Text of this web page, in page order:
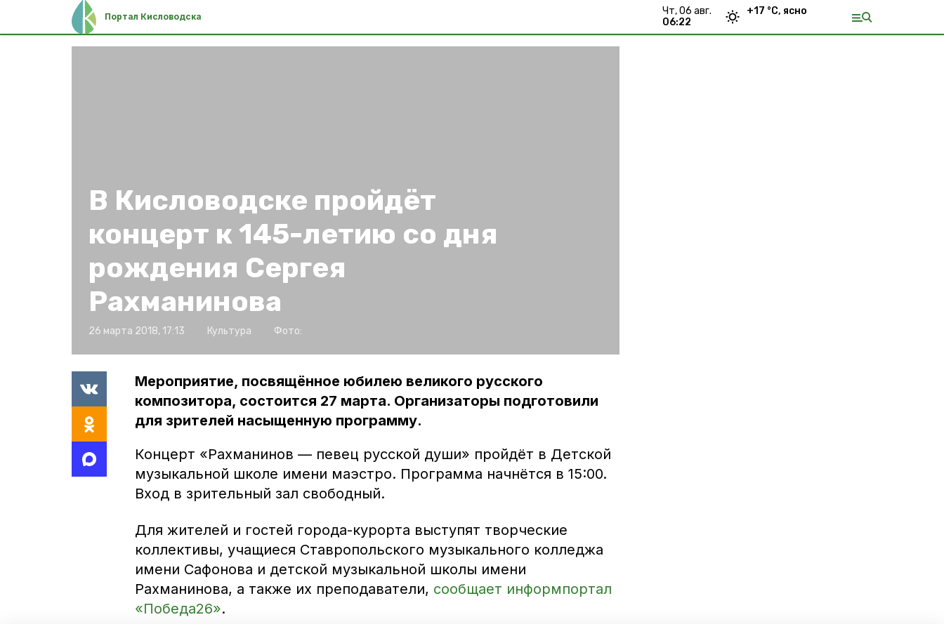
Портал Кисловодска
чт, 06 авг.
06:22
+17 °С, ясно
В Кисловодске пройдёт
концерт к 145-летию со дня
рождения Сергея
Рахманинова
26 марта 2018, 17:13 Культура Фото:
Мероприятие, посвящённое юбилею великого русского
композитора, состоится 27 марта. Организаторы подготовили
для зрителей насыщенную программу.
Концерт «Рахманинов — певец русской души» пройдёт в Детской
музыкальной школе имени маэстро. Программа начнётся в 15:00.
Вход в зрительный зал свободный.
Для жителей и гостей города-курорта выступят творческие
коллективы, учащиеся Ставропольского музыкального колледжа
имени Сафонова и детской музыкальной школы имени
Рахманинова, а также их преподаватели, сообщает информпортал
«Победа26».